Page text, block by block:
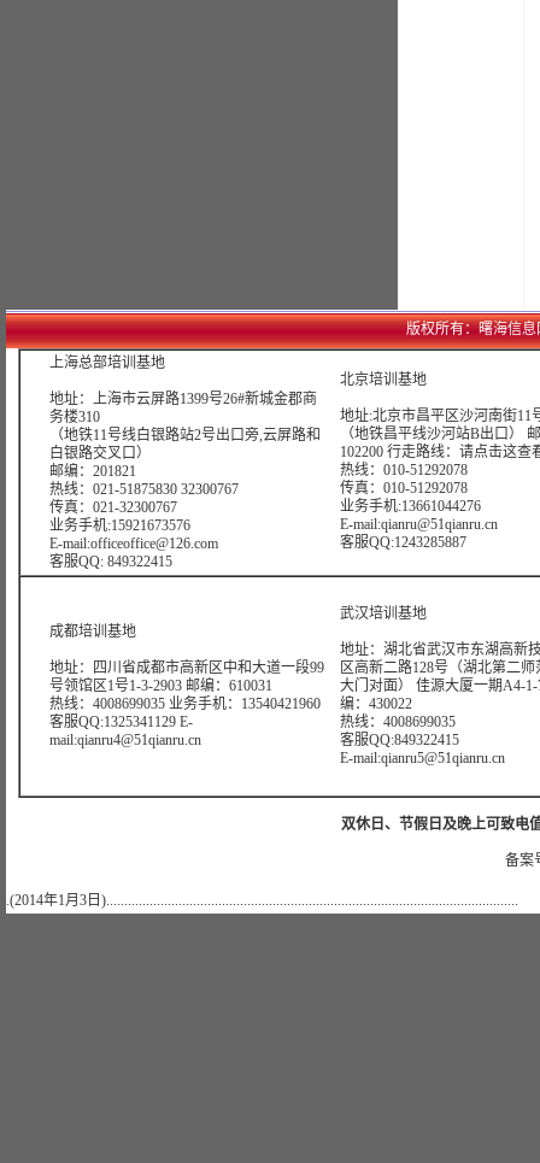
版权所有：曙海信息
上海总部培训基地
地址：上海市云屏路1399号26#新城金郡商
务楼310
（地铁11号线白银路站2号出口旁,云屏路和
白银路交叉口）
邮编：201821
热线：021-51875830 32300767
传真：021-32300767
业务手机:15921673576
E-mail:officeoffice@126.com
客服QQ: 849322415
北京培训基地
地址:北京市昌平区沙河南街11
（地铁昌平线沙河站B出口）
102200 行走路线： 请点击这查
热线：010-51292078
传真：010-51292078
业务手机:13661044276
E-mail:qianru@51qianru.cn
客服QQ:1243285887
成都培训基地
地址：四川省成都市高新区中和大道一段99
号领馆区1号1-3-2903 邮编：610031
热线：4008699035 业务手机：13540421960
客服QQ:1325341129 E-
mail:qianru4@51qianru.cn
武汉培训基地
地址：湖北省武汉市东湖高新
区高新二路128号（湖北第二师
大门对面） 佳源大厦一期A4-1-
编：430022
热线：4008699035
客服QQ:849322415
E-mail:qianru5@51qianru.cn
双休日、节假日及晚上可致电
备案
.(2014年1月3日)..................................................................................................................